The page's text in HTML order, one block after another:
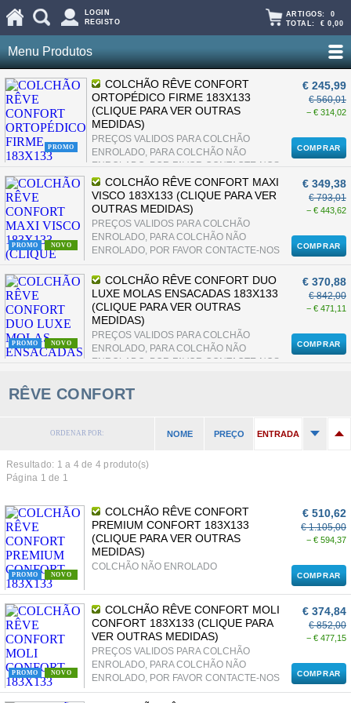
LOGIN
REGISTO
ARTIGOS: 0
TOTAL: € 0,00
Menu Produtos
PROMO
COLCHÃO RÊVE CONFORT
ORTOPÉDICO FIRME 183X133
(CLIQUE PARA VER OUTRAS
MEDIDAS)
PREÇOS VALIDOS PARA COLCHÃO
ENROLADO, PARA COLCHÃO NÃO
ENROLADO, POR FAVOR CONTACTE-NOS
€ 245,99
€ 560,01
− € 314,02
COMPRAR
NOVO
PROMO
COLCHÃO RÊVE CONFORT MAXI
VISCO 183X133 (CLIQUE PARA VER
OUTRAS MEDIDAS)
PREÇOS VALIDOS PARA COLCHÃO
ENROLADO, PARA COLCHÃO NÃO
ENROLADO, POR FAVOR CONTACTE-NOS
€ 349,38
€ 793,01
− € 443,62
COMPRAR
NOVO
PROMO
COLCHÃO RÊVE CONFORT DUO
LUXE MOLAS ENSACADAS 183X133
(CLIQUE PARA VER OUTRAS
MEDIDAS)
PREÇOS VALIDOS PARA COLCHÃO
ENROLADO, PARA COLCHÃO NÃO
ENROLADO, POR FAVOR CONTACTE-NOS
€ 370,88
€ 842,00
− € 471,11
COMPRAR
RÊVE CONFORT
ORDENAR POR: NOME PREÇO ENTRADA
Resultado: 1 a 4de 4 produto(s)
Página 1 de 1
NOVO
PROMO
COLCHÃO RÊVE CONFORT
PREMIUM CONFORT 183X133
(CLIQUE PARA VER OUTRAS
MEDIDAS)
COLCHÃO NÃO ENROLADO
€ 510,62
€ 1.105,00
− € 594,37
COMPRAR
NOVO
PROMO
COLCHÃO RÊVE CONFORT MOLI
CONFORT 183X133 (CLIQUE PARA
VER OUTRAS MEDIDAS)
PREÇOS VALIDOS PARA COLCHÃO
ENROLADO, PARA COLCHÃO NÃO
ENROLADO, POR FAVOR CONTACTE-NOS
€ 374,84
€ 852,00
− € 477,15
COMPRAR